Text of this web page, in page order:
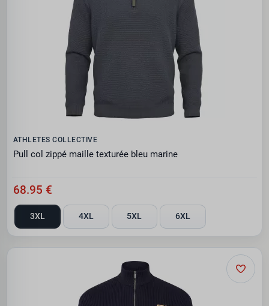
ATHLETES COLLECTIVE
Pull col zippé maille texturée bleu marine
68.95 €
3XL 4XL 5XL 6XL